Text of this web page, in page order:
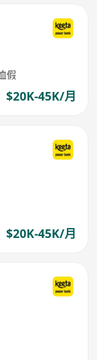
假
$20K-45K/月
$20K-45K/月